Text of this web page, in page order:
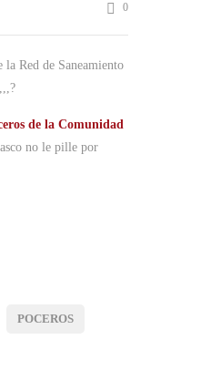
0
la Red de Saneamiento
de la Comunidad
no le pille por
POCEROS